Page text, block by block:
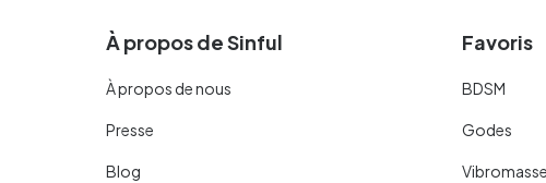
À propos de Sinful
À propos de nous
Presse
Blog
Favoris
BDSM
Godes